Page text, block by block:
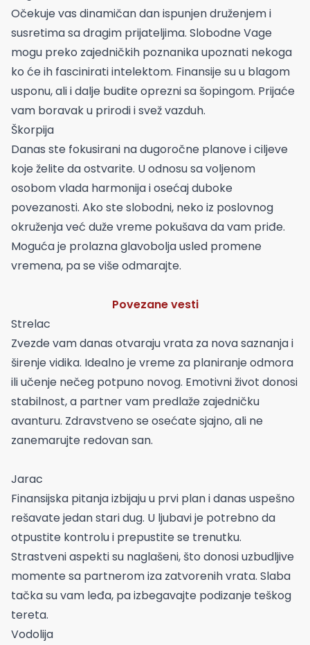
Očekuje vas dinamičan dan ispunjen druženjem i
susretima sa dragim prijateljima. Slobodne Vage
mogu preko zajedničkih poznanika upoznati nekoga
ko će ih fascinirati intelektom. Finansije su u blagom
usponu, ali i dalje budite oprezni sa šopingom. Prijaće
vam boravak u prirodi i svež vazduh.
Škorpija
Danas ste fokusirani na dugoročne planove i ciljeve
koje želite da ostvarite. U odnosu sa voljenom
osobom vlada harmonija i osećaj duboke
povezanosti. Ako ste slobodni, neko iz poslovnog
okruženja već duže vreme pokušava da vam priđe.
Moguća je prolazna glavobolja usled promene
vremena, pa se više odmarajte.
Povezane vesti
Strelac
Zvezde vam danas otvaraju vrata za nova saznanja i
širenje vidika. Idealno je vreme za planiranje odmora
ili učenje nečeg potpuno novog. Emotivni život donosi
stabilnost, a partner vam predlaže zajedničku
avanturu. Zdravstveno se osećate sjajno, ali ne
zanemarujte redovan san.
Jarac
Finansijska pitanja izbijaju u prvi plan i danas uspešno
rešavate jedan stari dug. U ljubavi je potrebno da
otpustite kontrolu i prepustite se trenutku.
Strastveni aspekti su naglašeni, što donosi uzbudljive
momente sa partnerom iza zatvorenih vrata. Slaba
tačka su vam leđa, pa izbegavajte podizanje teškog
tereta.
Vodolija